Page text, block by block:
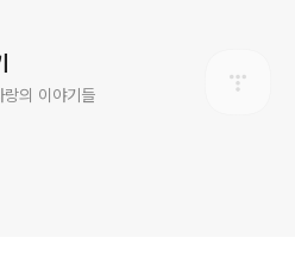
의 이야기들